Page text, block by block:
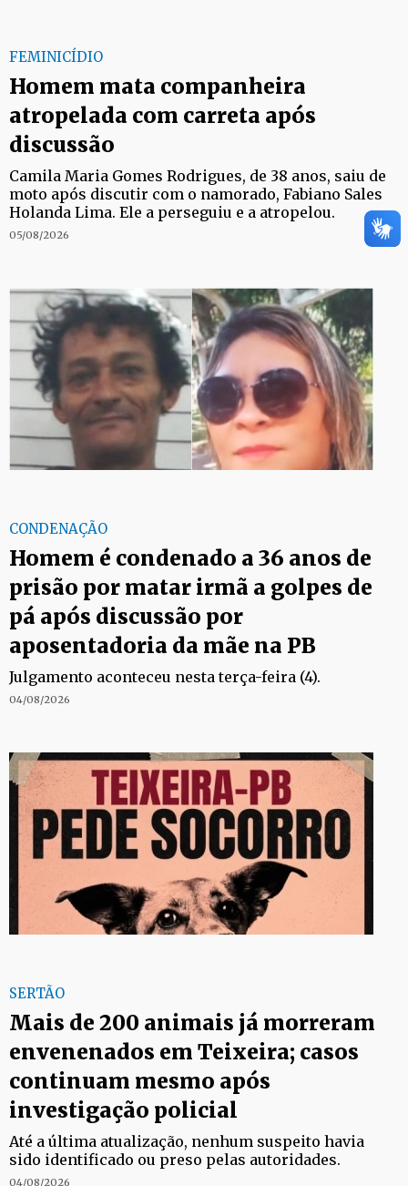
FEMINICÍDIO
Homem mata companheira
atropelada com carreta após
discussão
Camila Maria Gomes Rodrigues, de 38 anos, saiu de
moto após discutir com o namorado, Fabiano Sales
Holanda Lima. Ele a perseguiu e a atropelou.
05/08/2026
CONDENAÇÃO
Homem é condenado a 36 anos de
prisão por matar irmã a golpes de
pá após discussão por
aposentadoria da mãe na PB
Julgamento aconteceu nesta terça-feira (4).
04/08/2026
SERTÃO
Mais de 200 animais já morreram
envenenados em Teixeira; casos
continuam mesmo após
investigação policial
Até a última atualização, nenhum suspeito havia
sido identificado ou preso pelas autoridades.
04/08/2026